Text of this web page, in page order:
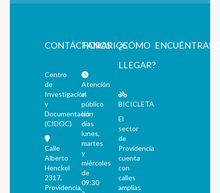
CONTÁCTANOS
Centro
de
Investigación
y
Documentación
(CIDOC)
Calle
Alberto
Henckel
2317,
Providencia,
HORARIOS
Atención
al
público
los
días
lunes,
martes
y
miércoles
de
09:30
¿CÓMO
LLEGAR?
BICICLETA
El
sector
de
Providencia
cuenta
con
calles
amplias